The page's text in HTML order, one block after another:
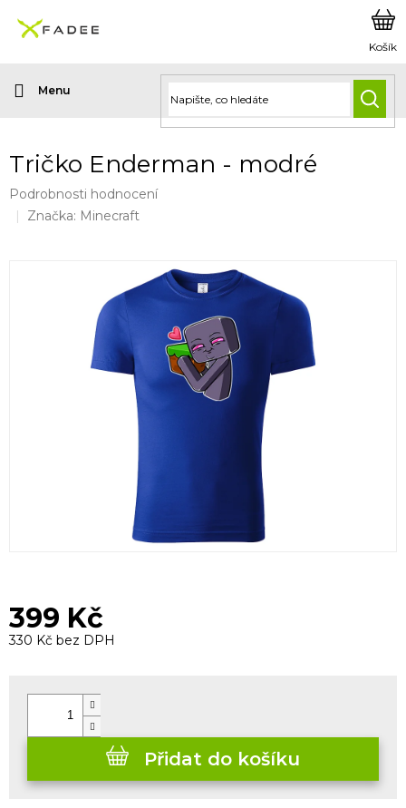
obsah
Tričko Enderman - modré
Průměrné
hodnocení
Podrobnosti hodnocení
Značka: Minecraft
399 Kč
330 Kč bez DPH
Přidat do košíku